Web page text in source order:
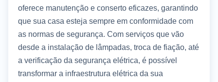
oferece manutenção e conserto eficazes, garantindo
que sua casa esteja sempre em conformidade com
as normas de segurança. Com serviços que vão
desde a instalação de lâmpadas, troca de fiação, até
a verificação da segurança elétrica, é possível
transformar a infraestrutura elétrica da sua